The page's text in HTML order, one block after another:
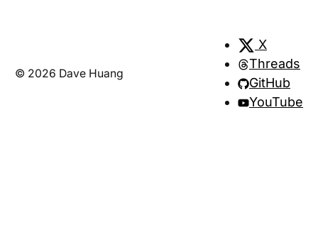
章，他探討到，為什麼很多人對於寫作這件事
情有很大的障礙? 甚至可說，寫作這件事對很
多人來說是非常痛苦的? 因為它很難。 為什麼
© 2026 Dave Huang
X
Threads
GitHub
YouTube